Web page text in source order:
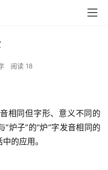
阅读 18
同但字形、意义不同的
炉子”的“炉”字发音相同的
的应用。